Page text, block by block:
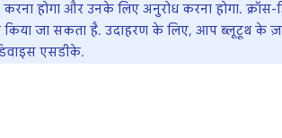
होगा और उनके लिए अनुरोध करना होगा.
जा सकता है. उदाहरण के लिए, आप ब्लूटूथ के
एसडीके.